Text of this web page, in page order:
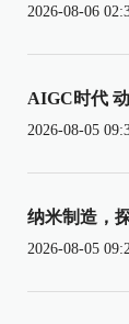
2026-08-06
AIGC时代
2026-08-05
纳米制造，
2026-08-05